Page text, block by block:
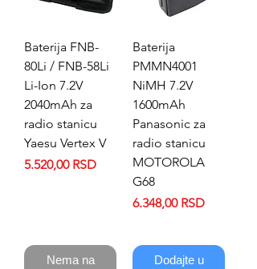
Baterija FNB-
80Li / FNB-58Li
Li-Ion 7.2V
2040mAh za
radio stanicu
Yaesu Vertex V
Price
5.520,00 RSD
Nema na
Baterija
PMMN4001
NiMH 7.2V
1600mAh
Panasonic za
radio stanicu
MOTOROLA
G68
Price
6.348,00 RSD
Dodajte u